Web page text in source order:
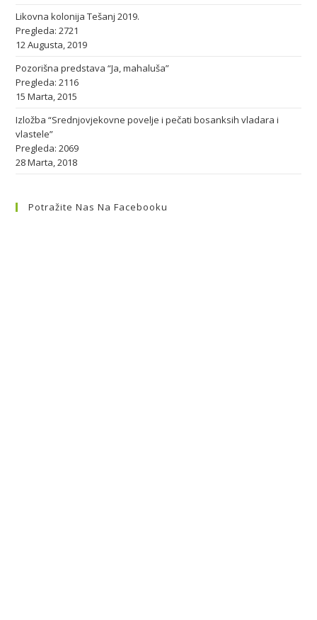
Likovna kolonija Tešanj 2019.
Pregleda: 2721
12 Augusta, 2019
Pozorišna predstava “Ja, mahaluša”
Pregleda: 2116
15 Marta, 2015
Izložba “Srednjovjekovne povelje i pečati bosanksih vladara i
vlastele”
Pregleda: 2069
28 Marta, 2018
Potražite Nas Na Facebooku